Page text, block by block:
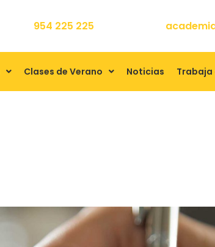
954 225 225
Clases de Verano Noticias Trabaja